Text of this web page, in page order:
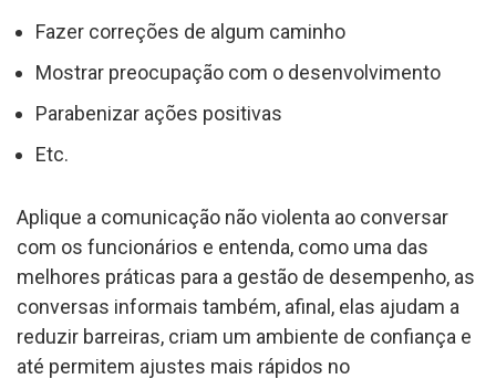
Fazer correções de algum caminho
Mostrar preocupação com o desenvolvimento
Parabenizar ações positivas
Etc.
Aplique a comunicação não violenta ao conversar
com os funcionários e entenda, como uma das
melhores práticas para a gestão de desempenho, as
conversas informais também, afinal, elas ajudam a
reduzir barreiras, criam um ambiente de confiança e
até permitem ajustes mais rápidos no